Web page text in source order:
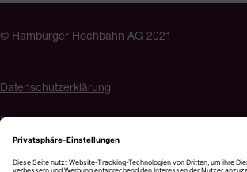
© Hamburger Hochbahn AG 2021
Datenschutzerklärung
Impressum